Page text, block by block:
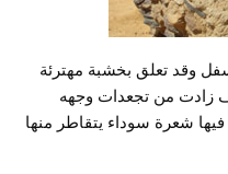
وقد تعلق بخشبة مهترئة
زادت من تجعدات وجهه
فيها شعرة سوداء يتقاطر منها